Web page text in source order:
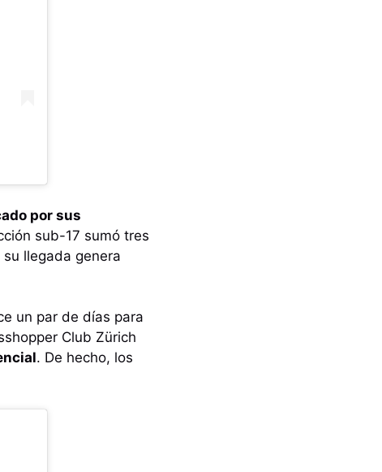
por sus
sub-17 sumó tres
llegada genera
un par de días para
Club Zürich
. De hecho, los